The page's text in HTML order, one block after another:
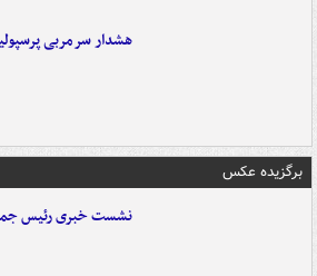
هشدار سرمربی
برگزیده عکس
نشست خبری رئیس